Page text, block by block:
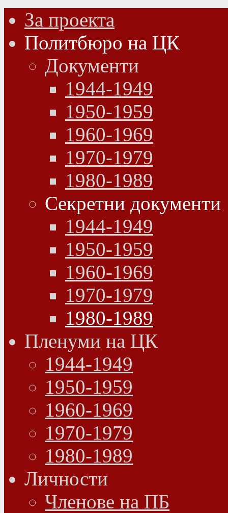
За проекта
Политбюро на ЦК
Документи
1944-1949
1950-1959
1960-1969
1970-1979
1980-1989
Секретни документи
1944-1949
1950-1959
1960-1969
1970-1979
1980-1989
Пленуми на ЦК
1944-1949
1950-1959
1960-1969
1970-1979
1980-1989
Личности
Членове на ПБ